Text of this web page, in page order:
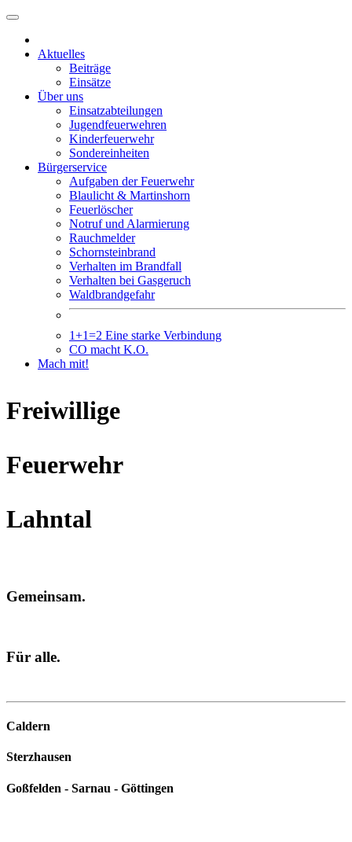
Weiter
Inhalt
Aktuelles
Beiträge
Einsätze
Über uns
Einsatzabteilungen
Jugendfeuerwehren
Kinderfeuerwehr
Sondereinheiten
Bürgerservice
Aufgaben der Feuerwehr
Blaulicht & Martinshorn
Feuerlöscher
Notruf und Alarmierung
Rauchmelder
Schornsteinbrand
Verhalten im Brandfall
Verhalten bei Gasgeruch
Waldbrandgefahr
1+1=2 Eine starke Verbindung
CO macht K.O.
Mach mit!
Freiwillige
Feuerwehr
Lahntal
Gemeinsam.
Für alle.
Caldern
Sterzhausen
Goßfelden - Sarnau - Göttingen